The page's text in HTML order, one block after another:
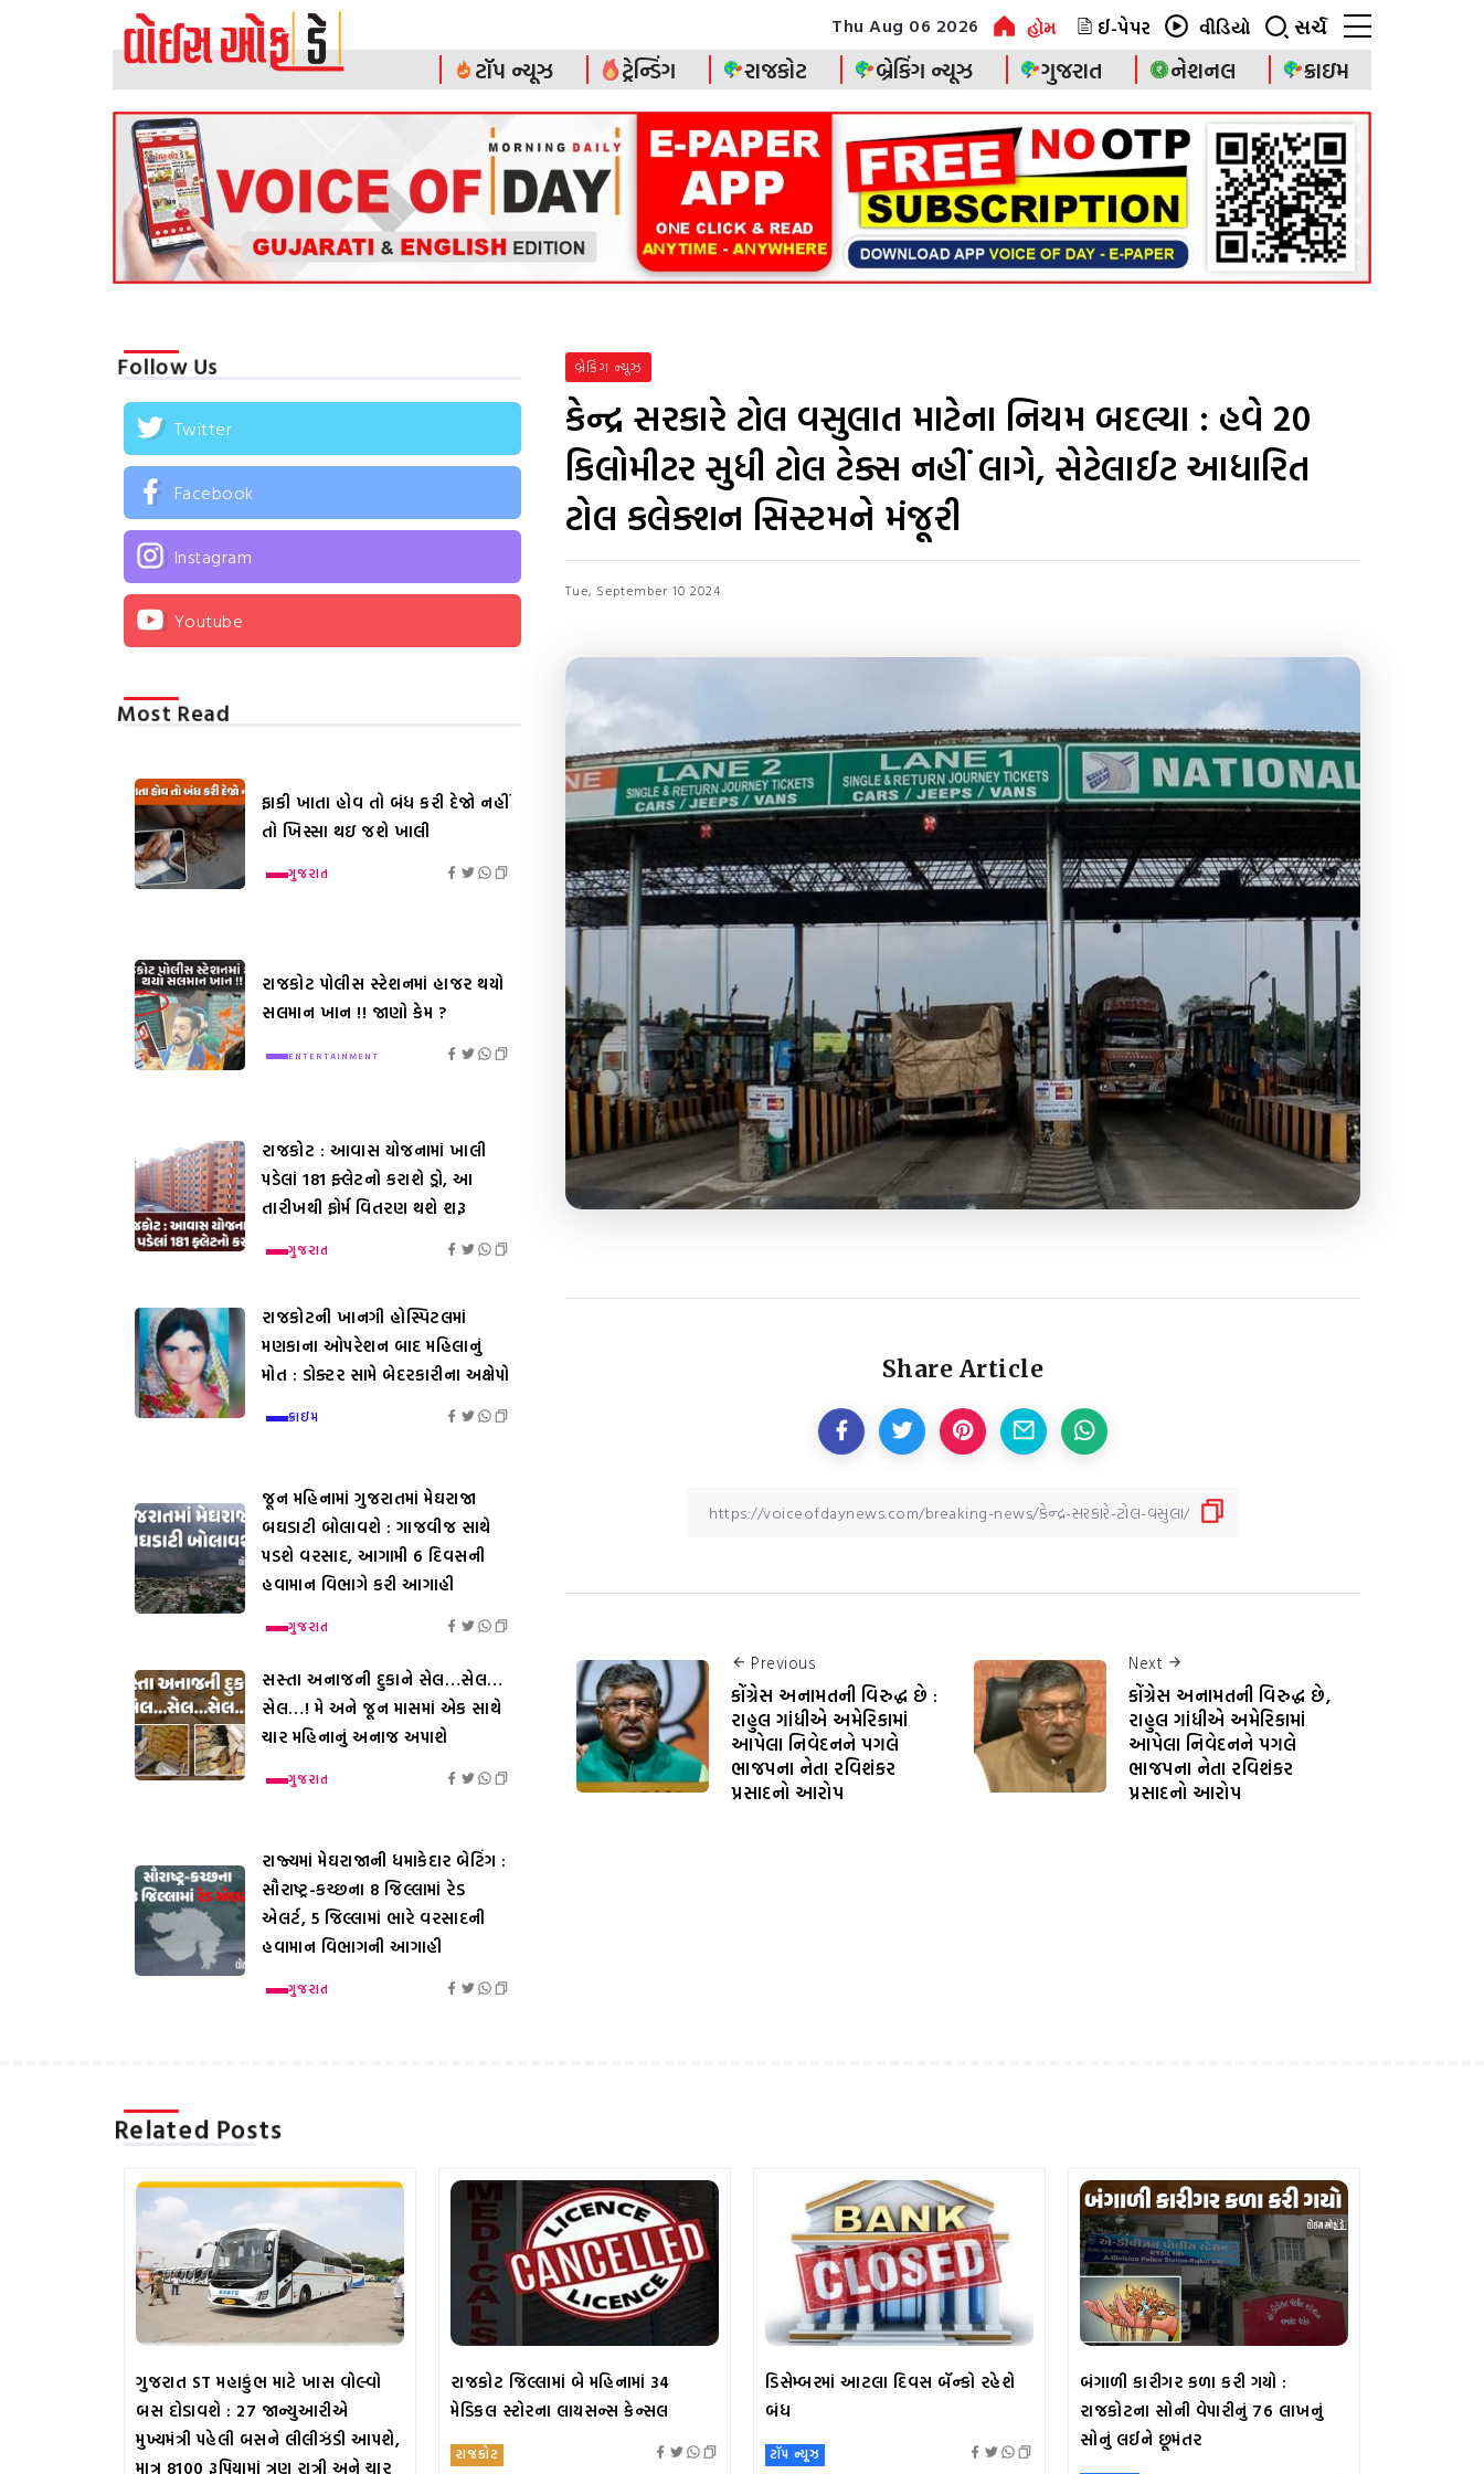
Thu Aug 06 2026 હોમ ઈ-પેપર વીડિયો સર્ચ
ટૉપ ન્યૂઝ ટ્રેન્ડિંગ રાજકોટ બ્રેકિંગ ન્યૂઝ ગુજરાત નેશનલ ક્રાઇમ
બ્રેકિંગ ન્યૂઝ
કેન્દ્ર સરકારે ટોલ વસુલાત માટેના નિયમ બદલ્યા : હવે 20
કિલોમીટર સુધી ટોલ ટેક્સ નહીં લાગે, સેટેલાઈટ આધારિત
ટોલ કલેક્શન સિસ્ટમને મંજૂરી
Tue, September 10 2024
Share Article
Previous
કોંગ્રેસ અનામતની વિરુદ્ધ છે :
રાહુલ ગાંધીએ અમેરિકામાં
આપેલા નિવેદનને પગલે
ભાજપના નેતા રવિશંકર
પ્રસાદનો આરોપ
Next
કોંગ્રેસ અનામતની વિરુદ્ધ છે,
રાહુલ ગાંધીએ અમેરિકામાં
આપેલા નિવેદનને પગલે
ભાજપના નેતા રવિશંકર
પ્રસાદનો આરોપ
Follow Us
Twitter
Facebook
Instagram
Youtube
Most Read
ફાકી ખાતા હોવ તો બંધ કરી દેજો નહીં
તો ખિસ્સા થઇ જશે ખાલી
ગુજરાત
રાજકોટ પોલીસ સ્ટેશનમાં હાજર થયો
સલમાન ખાન !! જાણો કેમ ?
ENTERTAINMENT
રાજકોટ : આવાસ યોજનામાં ખાલી
પડેલાં 181 ફ્લેટનો કરાશે ડ્રો, આ
તારીખથી ફોર્મ વિતરણ થશે શરૂ
ગુજરાત
રાજકોટની ખાનગી હોસ્પિટલમાં
મણકાના ઓપરેશન બાદ મહિલાનું
મોત : ડોક્ટર સામે બેદરકારીના અક્ષેપો
ક્રાઇમ
જૂન મહિનામાં ગુજરાતમાં મેઘરાજા
બઘડાટી બોલાવશે : ગાજવીજ સાથે
પડશે વરસાદ, આગામી 6 દિવસની
હવામાન વિભાગે કરી આગાહી
ગુજરાત
સસ્તા અનાજની દુકાને સેલ…સેલ…
સેલ…! મે અને જૂન માસમાં એક સાથે
ચાર મહિનાનું અનાજ અપાશે
ગુજરાત
રાજ્યમાં મેઘરાજાની ધમાકેદાર બેટિંગ :
સૌરાષ્ટ્ર-કચ્છના 8 જિલ્લામાં રેડ
એલર્ટ, 5 જિલ્લામાં ભારે વરસાદની
હવામાન વિભાગની આગાહી
ગુજરાત
Related Posts
ગુજરાત ST મહાકુંભ માટે ખાસ વોલ્વો
બસ દોડાવશે : 27 જાન્યુઆરીએ
મુખ્યમંત્રી પહેલી બસને લીલીઝંડી આપશે,
માત્ર 8100 રૂપિયામાં ત્રણ રાત્રી અને ચાર
રાજકોટ જિલ્લામાં બે મહિનામાં 34
મેડિકલ સ્ટોરના લાયસન્સ કેન્સલ
રાજકોટ
ડિસેમ્બરમાં આટલા દિવસ બૅન્કો રહેશે
બંધ
ટૉપ ન્યૂઝ
બંગાળી કારીગર કળા કરી ગયો :
રાજકોટના સોની વેપારીનું 76 લાખનું
સોનું લઈને છૂમંતર